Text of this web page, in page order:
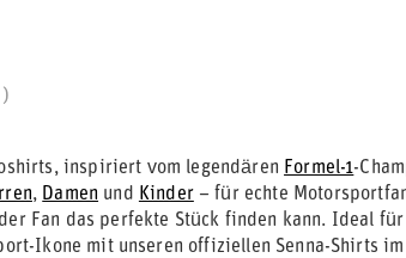
)
inspiriert vom legendären Formel-1-
, Damen und Kinder– für echte
Fan das perfekte Stück finden kann. Ideal für
Ikone mit unseren offiziellen Senna-Shirts im